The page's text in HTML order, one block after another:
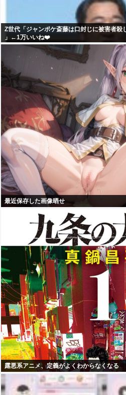
Z世代「ジャンポケ斎藤は口封じに被害者殺
」←1万いいね❤️
最近保存した画像晒せ
露悪系アニメ、定義がよくわからなくなる